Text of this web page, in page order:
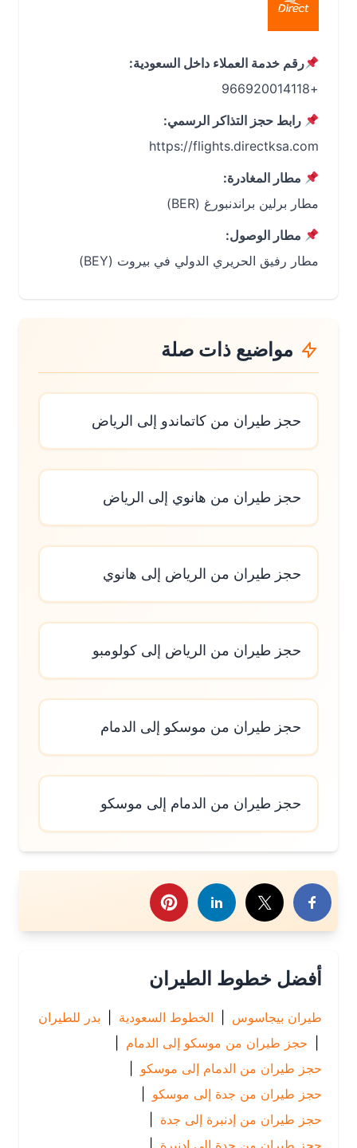
رقم خدمة العملاء داخل السعودية:
رابط حجز التذاكر الرسمي:
https://flights.directksa.com
مطار المغادرة:
مطار برلين براندنبورغ (BER)
مطار الوصول:
مطار رفيق الحريري الدولي في بيروت (BEY)
مواضيع ذات صلة
حجز طيران من كاتماندو إلى الرياض
حجز طيران من هانوي إلى الرياض
حجز طيران من الرياض إلى هانوي
حجز طيران من الرياض إلى كولومبو
حجز طيران من موسكو إلى الدمام
حجز طيران من الدمام إلى موسكو
هذا الموضوع
أفضل خطوط الطيران
طيران بيجاسوس | الخطوط السعودية | بدر للطيران
حجز طيران من موسكو إلى الدمام
|
حجز طيران من الدمام إلى موسكو |
حجز طيران من جدة إلى موسكو |
حجز طيران من إدنبرة إلى جدة
حجز طيران من جدة إلى إدنبرة |